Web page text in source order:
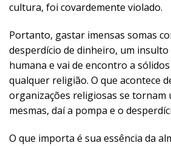
cultura, foi covardemente violado.
Portanto, gastar imensas somas
desperdício de dinheiro, um insulto
humana e vai de encontro a
qualquer religião. O que acontece
organizações religiosas se tornam
mesmas, daí a pompa e o
O que importa é sua essência da